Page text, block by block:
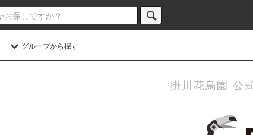
グループから探す
掛川花鳥園 公